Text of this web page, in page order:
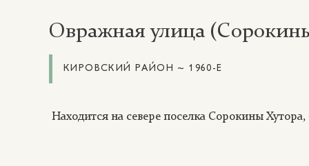
Овражная улица
КИРОВСКИЙ РАЙОН ~ 1960-Е
Находится на севере поселка Сорокины